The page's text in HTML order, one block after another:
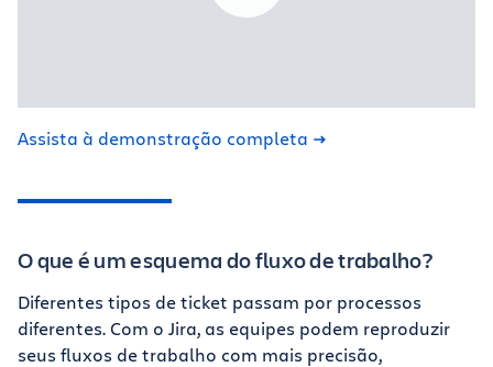
Assista à demonstração completa
O que é um esquema do fluxo de trabalho?
Diferentes tipos de ticket passam por processos
diferentes. Com o Jira, as equipes podem reproduzir
seus fluxos de trabalho com mais precisão,